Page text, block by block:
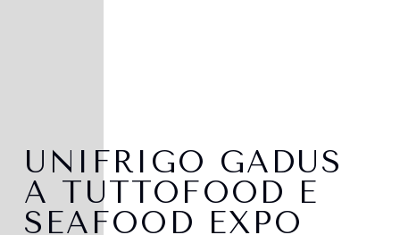
UNIFRIGO GADUS
A TUTTOFOOD E
SEAFOOD EXPO